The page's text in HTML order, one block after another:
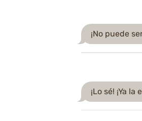
¡No puede
¡Lo sé! ¡Ya